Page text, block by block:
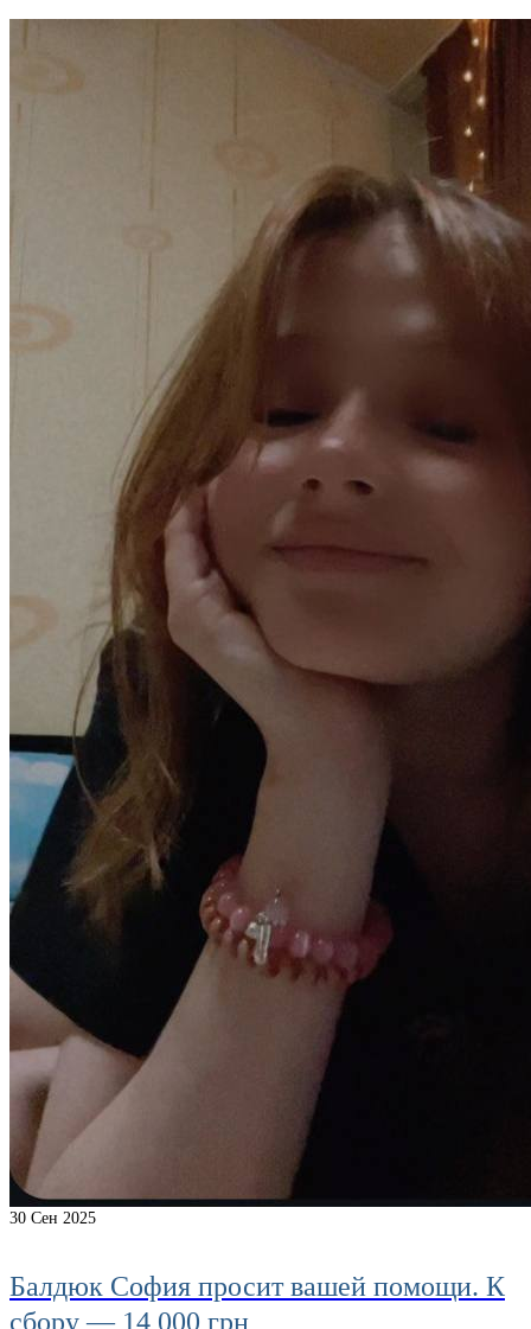
30 Сен 2025
Балдюк София просит вашей помощи. К
сбору — 14 000 грн